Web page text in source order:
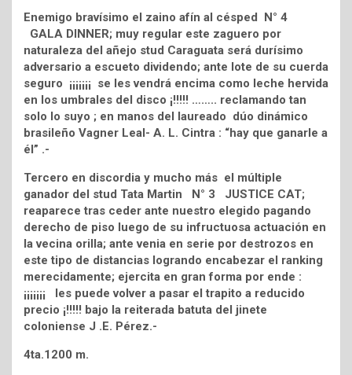
Enemigo bravísimo el zaino afín al césped N° 4
GALA DINNER; muy regular este zaguero por
naturaleza del añejo stud Caraguata será durísimo
adversario a escueto dividendo; ante lote de su cuerda
seguro ¡¡¡¡¡¡¡ se les vendrá encima como leche hervida
en los umbrales del disco ¡!!!!! …….. reclamando tan
solo lo suyo ; en manos del laureado dúo dinámico
brasileño Vagner Leal- A. L. Cintra : “hay que ganarle a
él” .-
Tercero en discordia y mucho más el múltiple
ganador del stud Tata Martin N° 3 JUSTICE CAT;
reaparece tras ceder ante nuestro elegido pagando
derecho de piso luego de su infructuosa actuación en
la vecina orilla; ante venia en serie por destrozos en
este tipo de distancias logrando encabezar el ranking
merecidamente; ejercita en gran forma por ende :
¡¡¡¡¡¡¡ les puede volver a pasar el trapito a reducido
precio ¡!!!!! bajo la reiterada batuta del jinete
coloniense J .E. Pérez.-
4ta.1200 m.